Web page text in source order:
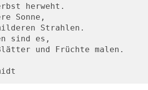
herweht.
Sonne,
Strahlen.
sind es,
und Früchte malen.